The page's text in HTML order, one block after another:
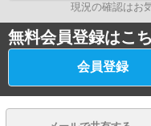
現況の確認はお
無料会員登録はこ
会員登録